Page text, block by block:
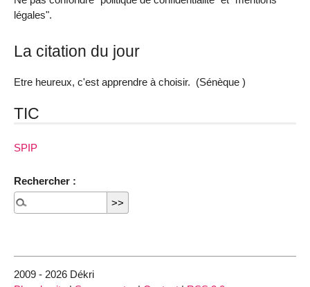
légales".
La citation du jour
Etre heureux, c'est apprendre à choisir. (Sénèque )
TIC
SPIP
Rechercher :
2009 - 2026 Dékri